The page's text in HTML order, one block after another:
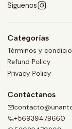
Síguenos
Categorías
Términos y
Refund Policy
Privacy Policy
Contáctanos
+56939479660